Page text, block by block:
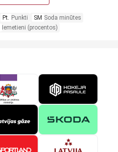
Pt. Punkti SM Soda minūtes
Iemetieni (procentos)